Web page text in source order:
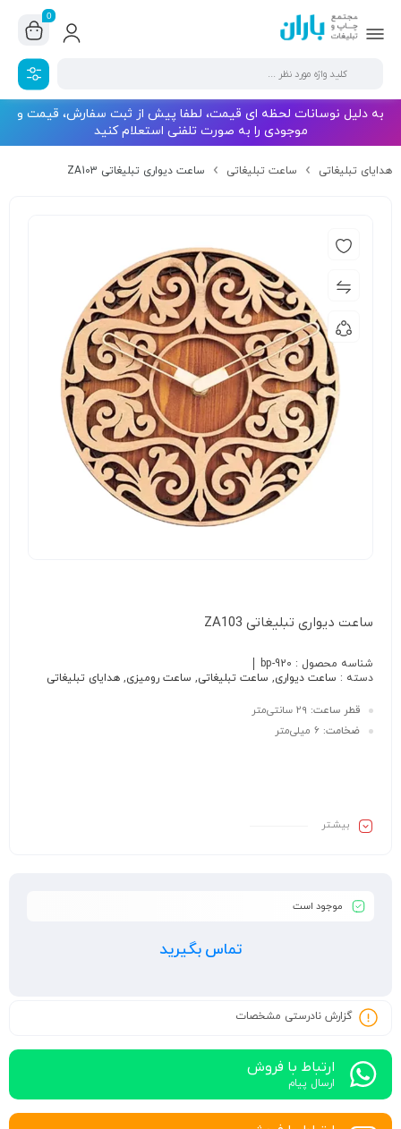
0
به دلیل نوسانات لحظه ای قیمت، لطفا پیش از ثبت سفارش، قیمت و
موجودی را به صورت تلفنی استعلام کنید
هدایای تبلیغاتی ساعت تبلیغاتی ساعت دیواری تبلیغاتی ZA103
ساعت دیواری تبلیغاتی ZA103
شناسه محصول : bp-920
دسته : ساعت دیواری, ساعت تبلیغاتی, ساعت رومیزی, هدایای تبلیغاتی
قطر ساعت:
ضخامت:
بیشـتر
موجود است
تماس بگیرید
گزارش نادرستی مشخصات
ارتباط با فروش
ارسال پیام